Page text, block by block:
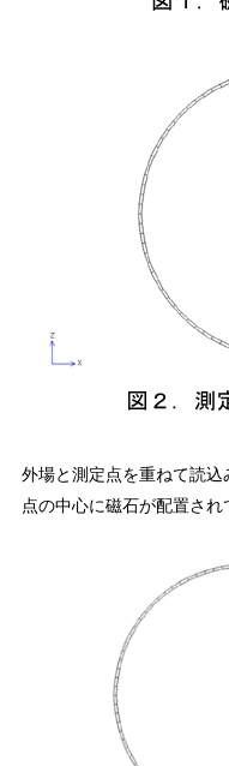
外場と測定点を重ねて読
点の中心に磁石が配置され